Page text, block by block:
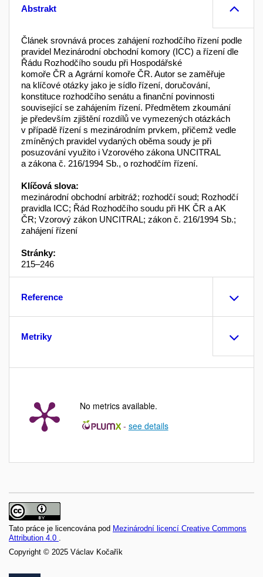
Abstrakt
Článek srovnává proces zahájení rozhodčího řízení podle
pravidel Mezinárodní obchodní komory (ICC) a řízení dle
Řádu Rozhodčího soudu při Hospodářské
komoře ČR a Agrární komoře ČR. Autor se zaměřuje
na klíčové otázky jako je sídlo řízení, doručování,
konstituce rozhodčího senátu a finanční povinnosti
související se zahájením řízení. Předmětem zkoumání
je především zjištění rozdílů ve vymezených otázkách
v případě řízení s mezinárodním prvkem, přičemž vedle
zmíněných pravidel vydaných oběma soudy je při
posuzování využito i Vzorového zákona UNCITRAL
a zákona č. 216/1994 Sb., o rozhodčím řízení.
Klíčová slova:
mezinárodní obchodní arbitráž; rozhodčí soud; Rozhodčí
pravidla ICC; Řád Rozhodčího soudu při HK ČR a AK
ČR; Vzorový zákon UNCITRAL; zákon č. 216/1994 Sb.;
zahájení řízení
Stránky:
215–246
Reference
Metriky
No metrics available.
- see details
Tato práce je licencována pod Mezinárodní licencí Creative Commons
Attribution 4.0
Copyright © 2025 Václav Kočařík